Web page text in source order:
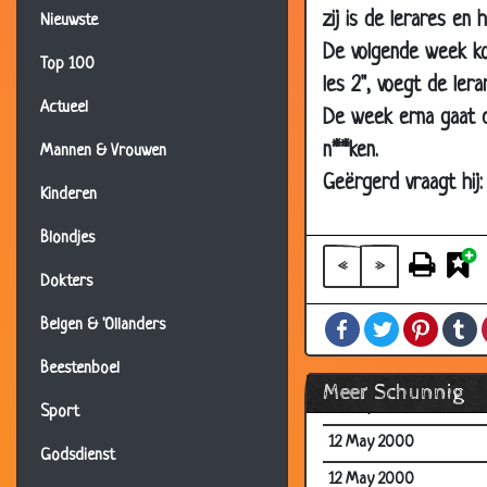
Nieuwste
Top 100
Actueel
Mannen & Vrouwen
Kinderen
Blondjes
Dokters
Belgen & 'Ollanders
Beestenboel
Sport
Godsdienst
zij is de lerares en
De volgende week
les 2", voegt de
De week erna gaat
n**ken.
Geërgerd vraagt
« »
FacebookTwitter
Meer Schunnig
12 May 2000
12 May 2000
12 May 2000
12 May 2000
12 May 2000
12 May 2000
12 May 2000
12 May 2000
12 May 2000
12 May 2000